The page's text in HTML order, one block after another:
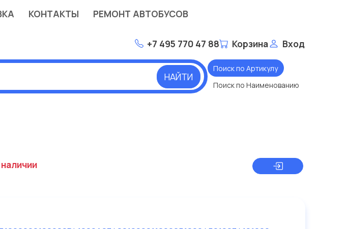
КОНТАКТЫ РЕМОНТ АВТОБУСОВ
+7 495 770 47 88 Корзина Вход
НАЙТИ
Поиск по Артикулу
Поиск по Наименованию